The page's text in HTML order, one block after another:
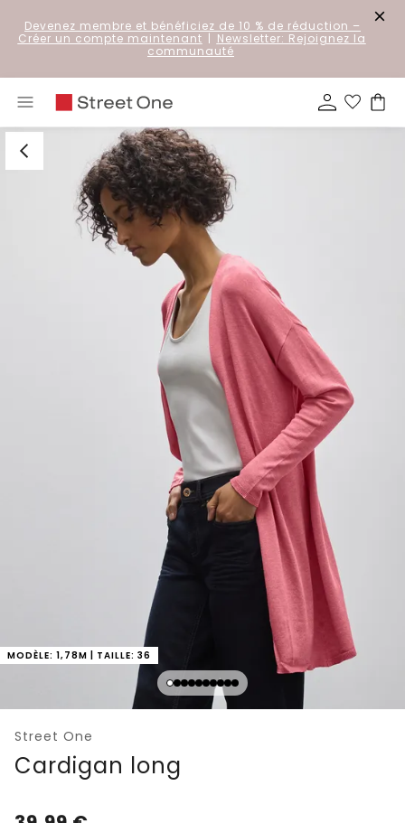
Devenez membre et bénéficiez de 10 % de réduction –
Créer un compte maintenant | Newsletter: Rejoignez la
communauté
MODÈLE: 1,78M | TAILLE: 36
Street One
Cardigan long